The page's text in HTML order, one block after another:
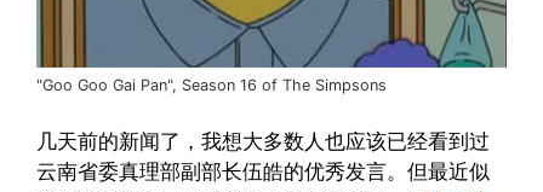
"Goo Goo Gai Pan", Season 16 of The Simpsons
几天前的新闻了，我想大多数人也应该已经看到过
云南省委真理部副部长伍皓的优秀发言。但最近似